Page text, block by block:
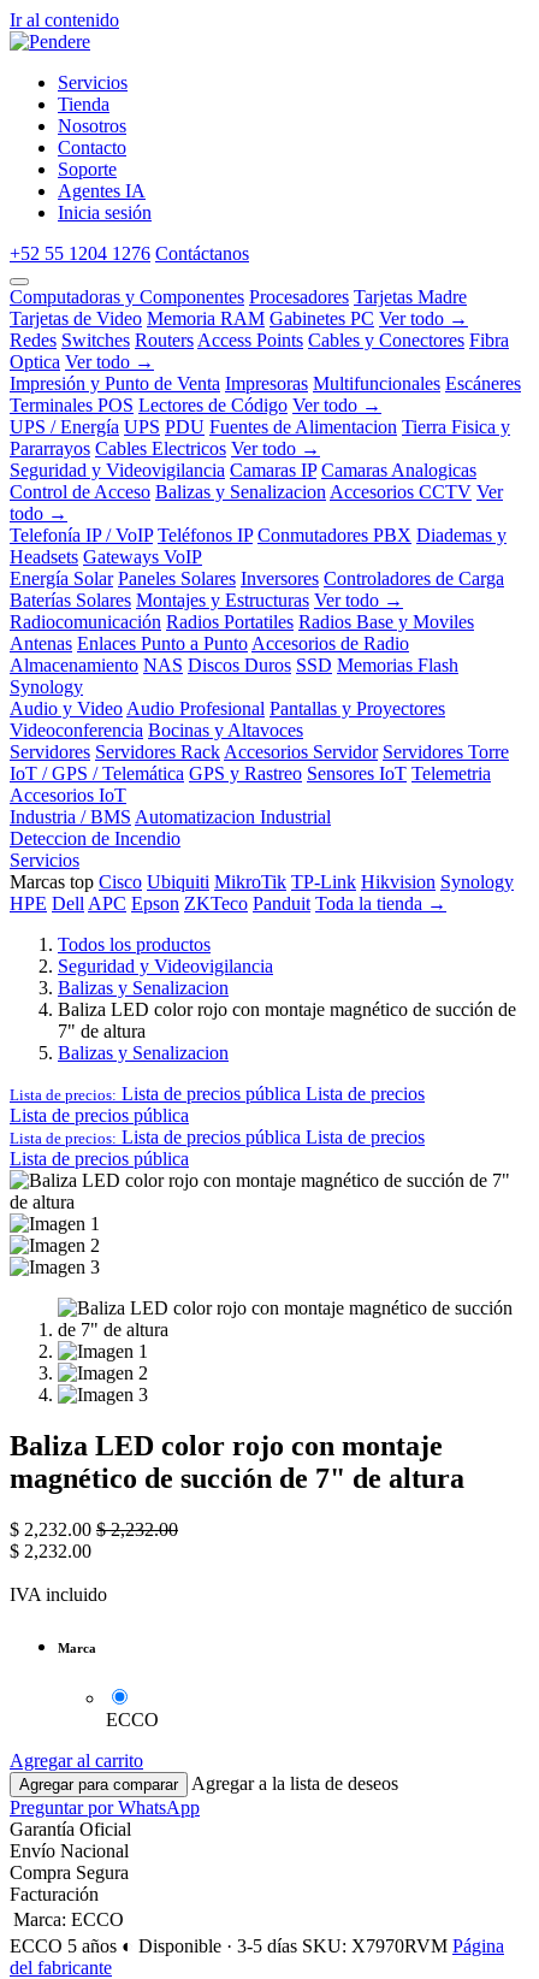
Ir al contenido
Servicios
Tienda
Nosotros
Contacto
Soporte
Agentes IA
Inicia sesión
+52 55 1204 1276 Contáctanos
Computadoras y Componentes Procesadores Tarjetas Madre
Tarjetas de Video Memoria RAM Gabinetes PC Ver todo →
Redes Switches Routers Access Points Cables y Conectores Fibra
Optica Ver todo →
Impresión y Punto de Venta Impresoras Multifuncionales Escáneres
Terminales POS Lectores de Código Ver todo →
UPS / Energía UPS PDU Fuentes de Alimentacion Tierra Fisica y
Pararrayos Cables Electricos Ver todo →
Seguridad y Videovigilancia Camaras IP Camaras Analogicas
Control de Acceso Balizas y Senalizacion Accesorios CCTV Ver
todo →
Telefonía IP / VoIP Teléfonos IP Conmutadores PBX Diademas y
Headsets Gateways VoIP
Energía Solar Paneles Solares Inversores Controladores de Carga
Baterías Solares Montajes y Estructuras Ver todo →
Radiocomunicación Radios Portatiles Radios Base y Moviles
Antenas Enlaces Punto a Punto Accesorios de Radio
Almacenamiento NAS Discos Duros SSD Memorias Flash
Synology
Audio y Video Audio Profesional Pantallas y Proyectores
Videoconferencia Bocinas y Altavoces
Servidores Servidores Rack Accesorios Servidor Servidores Torre
IoT / GPS / Telemática GPS y Rastreo Sensores IoT Telemetria
Accesorios IoT
Industria / BMS Automatizacion Industrial
Deteccion de Incendio
Servicios
Marcas top Cisco Ubiquiti MikroTik TP-Link Hikvision Synology
HPE Dell APC Epson ZKTeco Panduit Toda la tienda →
Todos los productos
Seguridad y Videovigilancia
Balizas y Senalizacion
Baliza LED color rojo con montaje magnético de succión de
7" de altura
Balizas y Senalizacion
Lista de precios: Lista de precios pública Lista de precios
Lista de precios pública
Lista de precios: Lista de precios pública Lista de precios
Lista de precios pública
Baliza LED color rojo con montaje
magnético de succión de 7" de altura
$ 2,232.00 $2,232.00
$ 2,232.00
IVA incluido
Marca
ECCO
Agregar al carrito
Agregar para comparar
Agregar a la lista de deseos
Preguntar por WhatsApp
Garantía Oficial
Envío Nacional
Compra Segura
Facturación
Marca: ECCO
ECCO 5 años ◐ Disponible · 3-5 días SKU: X7970RVM Página
del fabricante